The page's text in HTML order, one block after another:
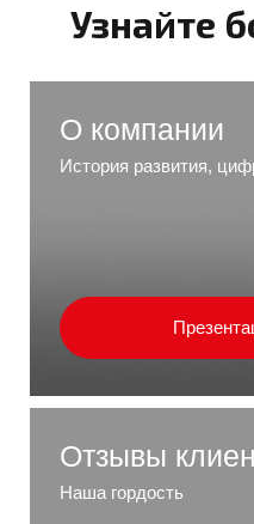
Узнайте
О компании
История развития,
Отзывы
Наша гордость